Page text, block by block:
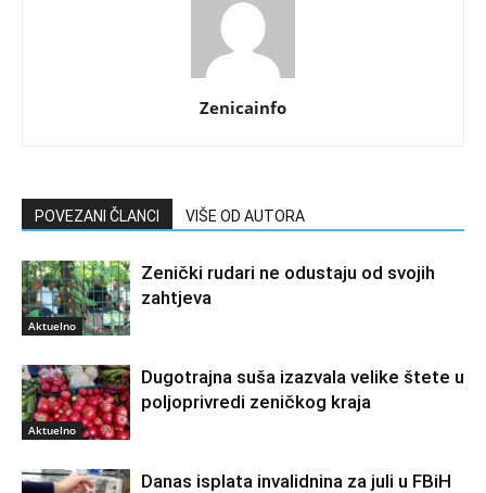
Zenicainfo
POVEZANI ČLANCI VIŠE OD AUTORA
Aktuelno
Zenički rudari ne odustaju od svojih
zahtjeva
Aktuelno
Dugotrajna suša izazvala velike štete u
poljoprivredi zeničkog kraja
Danas isplata invalidnina za juli u FBiH